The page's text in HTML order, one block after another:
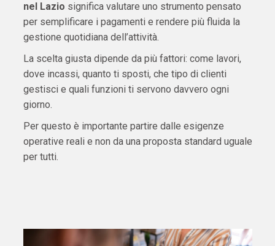
nel Lazio significa valutare uno strumento pensato
per semplificare i pagamenti e rendere più fluida la
gestione quotidiana dell’attività.
La scelta giusta dipende da più fattori: come lavori,
dove incassi, quanto ti sposti, che tipo di clienti
gestisci e quali funzioni ti servono davvero ogni
giorno.
Per questo è importante partire dalle esigenze
operative reali e non da una proposta standard uguale
per tutti.